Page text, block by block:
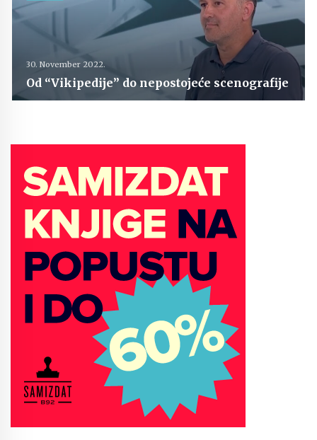
30. November 2022.
Od “Vikipedije” do nepostojeće scenografije